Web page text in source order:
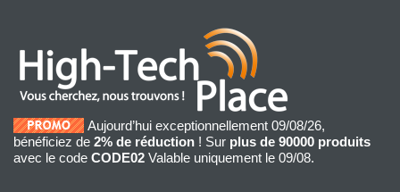
Aujourd’hui exceptionnellement 09/08/26,
bénéficiez de 2% de réduction ! Sur plus de 90000 produits
avec le code CODE02 Valable uniquement le 09/08.